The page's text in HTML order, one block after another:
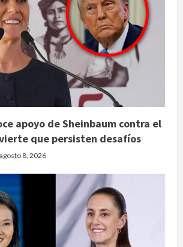
apoyo de Sheinbaum contra el
que persisten desafíos
agosto 8, 2026